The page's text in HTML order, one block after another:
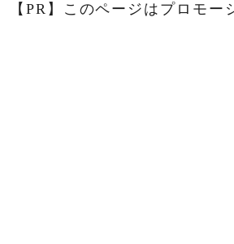
【PR】このページはプロモー